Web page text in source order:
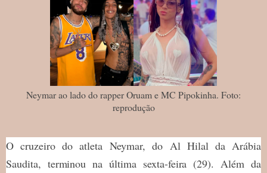
Neymar ao lado do rapper Oruam e MC Pipokinha. Foto:
reprodução
O cruzeiro do atleta Neymar, do Al Hilal da Arábia
Saudita, terminou na última sexta-feira (29). Além da